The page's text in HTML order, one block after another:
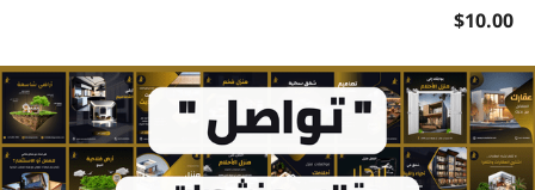
$10.00